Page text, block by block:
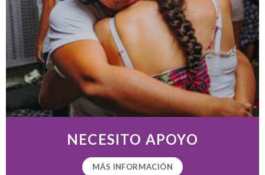
NECESITO APOYO
MÁS INFORMACIÓN